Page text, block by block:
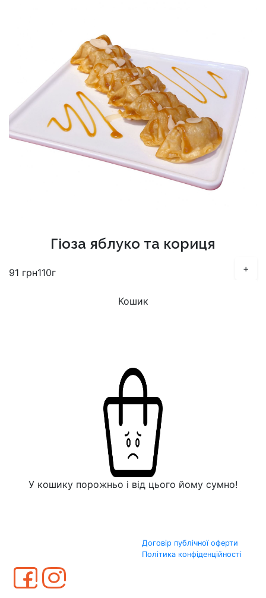
Гіоза яблуко та кориця
91 грн110г +
Кошик
У кошику порожньо і від цього йому сумно!
Договір публічної оферти
Політика конфіденційності